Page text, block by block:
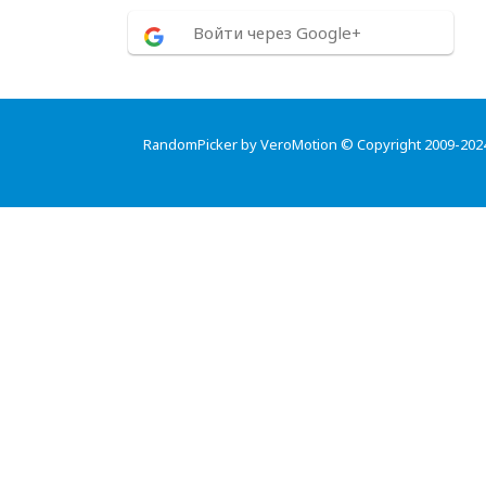
Войти через Google+
RandomPicker by VeroMotion © Copyright 2009-